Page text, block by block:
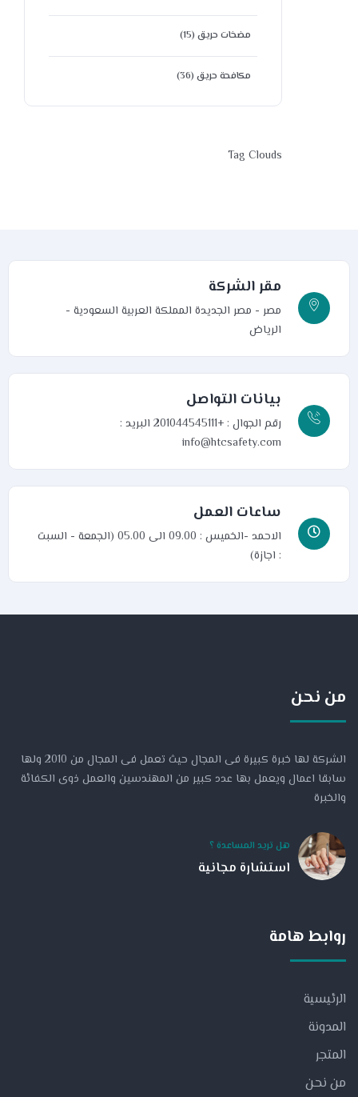
مضخات حريق (15)
مكافحة حريق (36)
Tag Clouds
مقر الشركة
مصر - مصر الجديدة المملكة العربية السعودية -
الرياض
بيانات التواصل
رقم الجوال : +201044545111
البريد :
info@htcsafety.com
ساعات العمل
الاحمد -الخميس : 09.00 الى 05.00 (الجمعة - السبت
: اجازة)
من نحن
الشركة لها خبرة كبيرة فى المجال حيث تعمل فى المجال من 2010 ولها
سابقا اعمال ويعمل بها عدد كبير من المهندسين والعمل ذوى الكفائة
والخبرة
هل تريد المساعدة ؟
استشارة مجانية
روابط هامة
الرئيسية
المدونة
المتجر
من نحن